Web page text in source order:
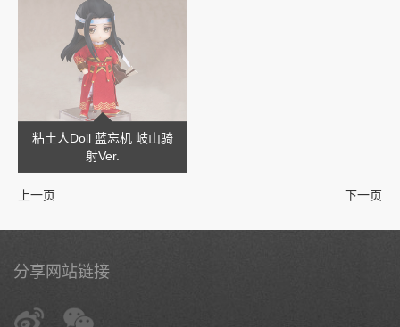
粘土人Doll 蓝忘机 岐山骑
射Ver.
上一页 下一页
分享网站链接